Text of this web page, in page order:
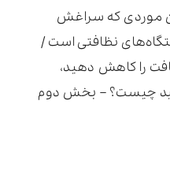
موردی که سراغش
نظافتی است /
را کاهش دهید،
چیست؟ – بخش دوم